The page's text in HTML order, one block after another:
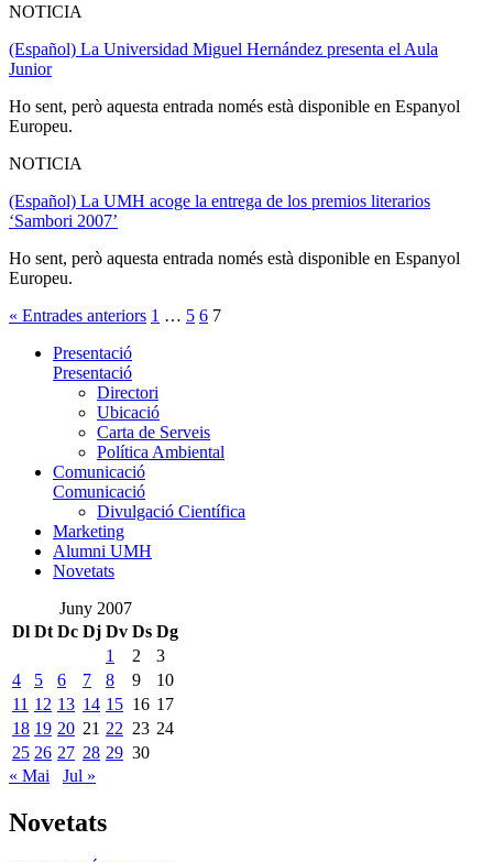
NOTICIA
(Español) La Universidad Miguel Hernández presenta el Aula
Junior
Ho sent, però aquesta entrada només està disponible en Espanyol
Europeu.
NOTICIA
(Español) La UMH acoge la entrega de los premios literarios
‘Sambori 2007’
Ho sent, però aquesta entrada només està disponible en Espanyol
Europeu.
« Entrades anteriors 1 … 5 6 7
Presentació
Presentació
Directori
Ubicació
Carta de Serveis
Política Ambiental
Comunicació
Comunicació
Divulgació Científica
Marketing
Alumni UMH
Novetats
Juny 2007
Dl Dt Dc Dj Dv Ds Dg
1
2
3
4
5 6 7 8 9
10
11 12 13 14 15 16 17
18 19 20 21 22 23 24
25 26 27 28 29 30
« Mai
Jul »
Novetats